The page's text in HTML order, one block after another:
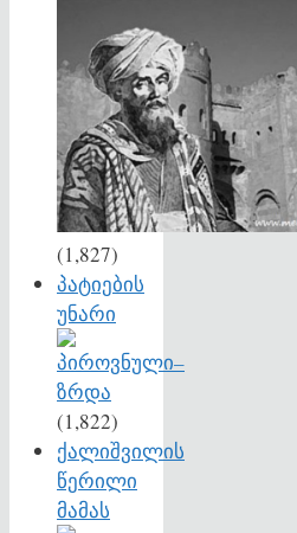
(1,827)
პატიების
უნარი
(1,822)
ქალიშვილის
წერილი
მამას